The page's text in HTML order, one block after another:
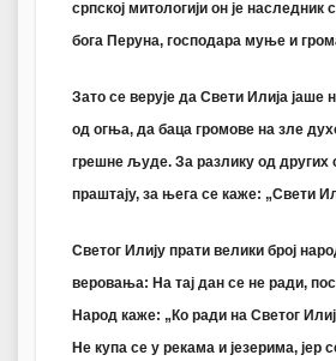
српској митологији он је наследник
бога Перуна, господара муње и
Зато се верује да Свети Илија јаше
од огња, да баца громове на зле
грешне људе. За разлику од других
праштају, за њега се каже: „Свети
Светог Илију прати велики број
веровања: На тај дан се не ради,
Народ каже: „Ко ради на Светог
Не купа се у рекама и језерима, јер